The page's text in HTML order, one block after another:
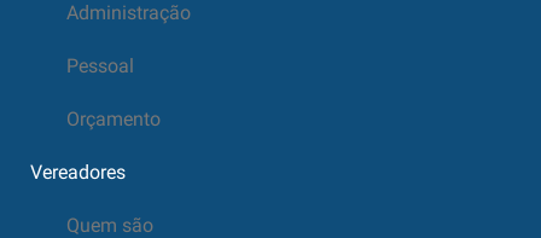
Administração
Pessoal
Orçamento
Vereadores
Quem são